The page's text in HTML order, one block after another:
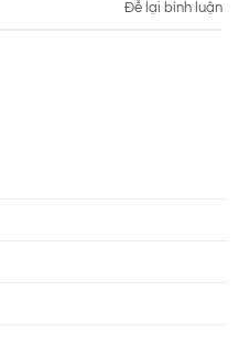
Để lại bình luận